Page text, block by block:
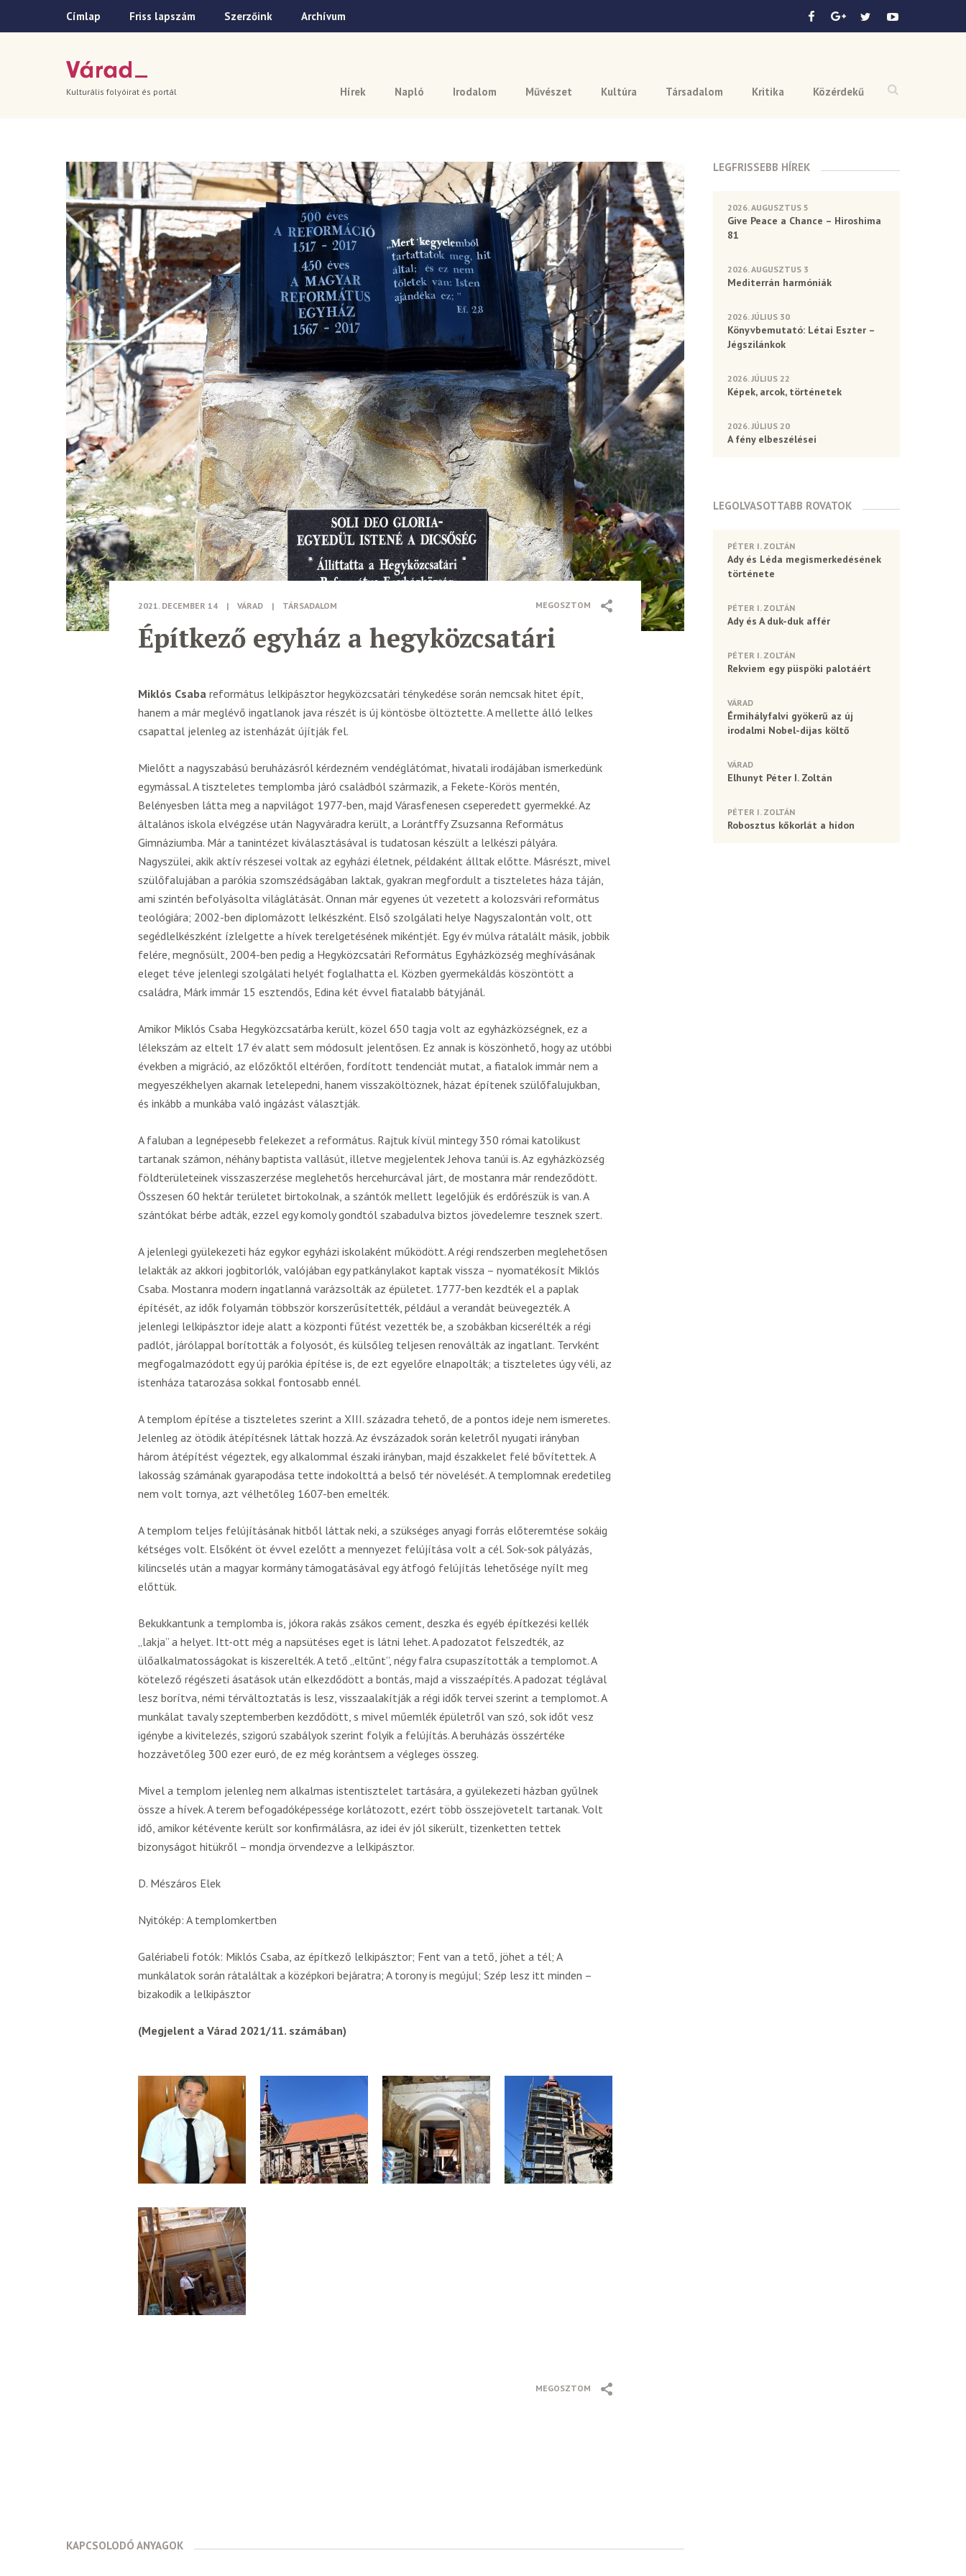
Címlap Friss lapszám Szerzőink Archívum
Hírek Napló Irodalom Művészet Kultúra Társadalom Kritika Közérdekű
Kulturális folyóirat és portál
MEGOSZTOM
2021. DECEMBER 14 | VÁRAD | TÁRSADALOM
Építkező egyház a hegyközcsatári
Miklós Csaba református lelkipásztor hegyközcsatári ténykedése során nemcsak hitet épít,
hanem a már meglévő ingatlanok java részét is új köntösbe öltöztette. A mellette álló lelkes
csapattal jelenleg az istenházát újítják fel.
Mielőtt a nagyszabású beruházásról kérdezném vendéglátómat, hivatali irodájában ismerkedünk
egymással. A tiszteletes templomba járó családból származik, a Fekete-Körös mentén,
Belényesben látta meg a napvilágot 1977-ben, majd Várasfenesen cseperedett gyermekké. Az
általános iskola elvégzése után Nagyváradra került, a Lorántffy Zsuzsanna Református
Gimnáziumba. Már a tanintézet kiválasztásával is tudatosan készült a lelkészi pályára.
Nagyszülei, akik aktív részesei voltak az egyházi életnek, példaként álltak előtte. Másrészt, mivel
szülőfalujában a parókia szomszédságában laktak, gyakran megfordult a tiszteletes háza táján,
ami szintén befolyásolta világlátását. Onnan már egyenes út vezetett a kolozsvári református
teológiára; 2002-ben diplomázott lelkészként. Első szolgálati helye Nagyszalontán volt, ott
segédlelkészként ízlelgette a hívek terelgetésének mikéntjét. Egy év múlva rátalált másik, jobbik
felére, megnősült, 2004-ben pedig a Hegyközcsatári Református Egyházközség meghívásának
eleget téve jelenlegi szolgálati helyét foglalhatta el. Közben gyermekáldás köszöntött a
családra, Márk immár 15 esztendős, Edina két évvel fiatalabb bátyjánál.
Amikor Miklós Csaba Hegyközcsatárba került, közel 650 tagja volt az egyházközségnek, ez a
lélekszám az eltelt 17 év alatt sem módosult jelentősen. Ez annak is köszönhető, hogy az utóbbi
években a migráció, az előzőktől eltérően, fordított tendenciát mutat, a fiatalok immár nem a
megyeszékhelyen akarnak letelepedni, hanem visszaköltöznek, házat építenek szülőfalujukban,
és inkább a munkába való ingázást választják.
A faluban a legnépesebb felekezet a református. Rajtuk kívül mintegy 350 római katolikust
tartanak számon, néhány baptista vallásút, illetve megjelentek Jehova tanúi is. Az egyházközség
földterületeinek visszaszerzése meglehetős hercehurcával járt, de mostanra már rendeződött.
Összesen 60 hektár területet birtokolnak, a szántók mellett legelőjük és erdőrészük is van. A
szántókat bérbe adták, ezzel egy komoly gondtól szabadulva biztos jövedelemre tesznek szert.
A jelenlegi gyülekezeti ház egykor egyházi iskolaként működött. A régi rendszerben meglehetősen
lelakták az akkori jogbitorlók, valójában egy patkánylakot kaptak vissza – nyomatékosít Miklós
Csaba. Mostanra modern ingatlanná varázsolták az épületet. 1777-ben kezdték el a paplak
építését, az idők folyamán többször korszerűsítették, például a verandát beüvegezték. A
jelenlegi lelkipásztor ideje alatt a központi fűtést vezették be, a szobákban kicserélték a régi
padlót, járólappal borították a folyosót, és külsőleg teljesen renoválták az ingatlant. Tervként
megfogalmazódott egy új parókia építése is, de ezt egyelőre elnapolták; a tiszteletes úgy véli, az
istenháza tatarozása sokkal fontosabb ennél.
A templom építése a tiszteletes szerint a XIII. századra tehető, de a pontos ideje nem ismeretes.
Jelenleg az ötödik átépítésnek láttak hozzá. Az évszázadok során keletről nyugati irányban
három átépítést végeztek, egy alkalommal északi irányban, majd északkelet felé bővítettek. A
lakosság számának gyarapodása tette indokolttá a belső tér növelését. A templomnak eredetileg
nem volt tornya, azt vélhetőleg 1607-ben emelték.
A templom teljes felújításának hitből láttak neki, a szükséges anyagi forrás előteremtése sokáig
kétséges volt. Elsőként öt évvel ezelőtt a mennyezet felújítása volt a cél. Sok-sok pályázás,
kilincselés után a magyar kormány támogatásával egy átfogó felújítás lehetősége nyílt meg
előttük.
Bekukkantunk a templomba is, jókora rakás zsákos cement, deszka és egyéb építkezési kellék
„lakja” a helyet. Itt-ott még a napsütéses eget is látni lehet. A padozatot felszedték, az
ülőalkalmatosságokat is kiszerelték. A tető „eltűnt”, négy falra csupaszították a templomot. A
kötelező régészeti ásatások után elkezdődött a bontás, majd a visszaépítés. A padozat téglával
lesz borítva, némi térváltoztatás is lesz, visszaalakítják a régi idők tervei szerint a templomot. A
munkálat tavaly szeptemberben kezdődött, s mivel műemlék épületről van szó, sok időt vesz
igénybe a kivitelezés, szigorú szabályok szerint folyik a felújítás. A beruházás összértéke
hozzávetőleg 300 ezer euró, de ez még korántsem a végleges összeg.
Mivel a templom jelenleg nem alkalmas istentisztelet tartására, a gyülekezeti házban gyűlnek
össze a hívek. A terem befogadóképessége korlátozott, ezért több összejövetelt tartanak. Volt
idő, amikor kétévente került sor konfirmálásra, az idei év jól sikerült, tizenketten tettek
bizonyságot hitükről – mondja örvendezve a lelkipásztor.
D. Mészáros Elek
Nyitókép: A templomkertben
Galériabeli fotók: Miklós Csaba, az építkező lelkipásztor; Fent van a tető, jöhet a tél; A
munkálatok során rátaláltak a középkori bejáratra; A torony is megújul; Szép lesz itt minden –
bizakodik a lelkipásztor
(Megjelent a Várad 2021/11. számában)
MEGOSZTOM
KAPCSOLODÓ ANYAGOK
LEGFRISSEBB HÍREK
2026. AUGUSZTUS 5
Give Peace a Chance – Hiroshima
81
2026. AUGUSZTUS 3
Mediterrán harmóniák
2026. JÚLIUS 30
Könyvbemutató: Létai Eszter –
Jégszilánkok
2026. JÚLIUS 22
Képek, arcok, történetek
2026. JÚLIUS 20
A fény elbeszélései
LEGOLVASOTTABB ROVATOK
PÉTER I. ZOLTÁN
Ady és Léda megismerkedésének
története
PÉTER I. ZOLTÁN
Ady és A duk-duk affér
PÉTER I. ZOLTÁN
Rekviem egy püspöki palotáért
VÁRAD
Érmihályfalvi gyökerű az új
irodalmi Nobel-díjas költő
VÁRAD
Elhunyt Péter I. Zoltán
PÉTER I. ZOLTÁN
Robosztus kőkorlát a hídon